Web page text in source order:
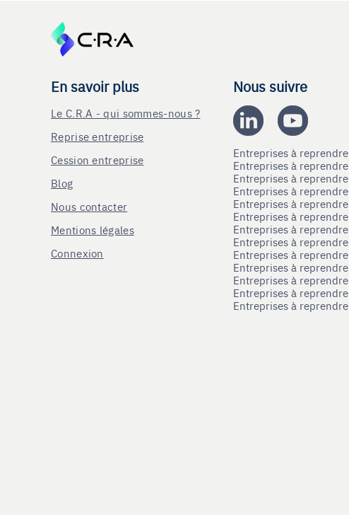
En savoir plus
Le C.R.A - qui sommes-nous ?
Reprise entreprise
Cession entreprise
Blog
Nous contacter
Mentions légales
Connexion
Nous suivre
Entreprises à
Entreprises à
Entreprises à
Entreprises à
Entreprises à
Entreprises à
Entreprises à
Entreprises à
Entreprises à
Entreprises à
Entreprises à
Entreprises à
Entreprises à